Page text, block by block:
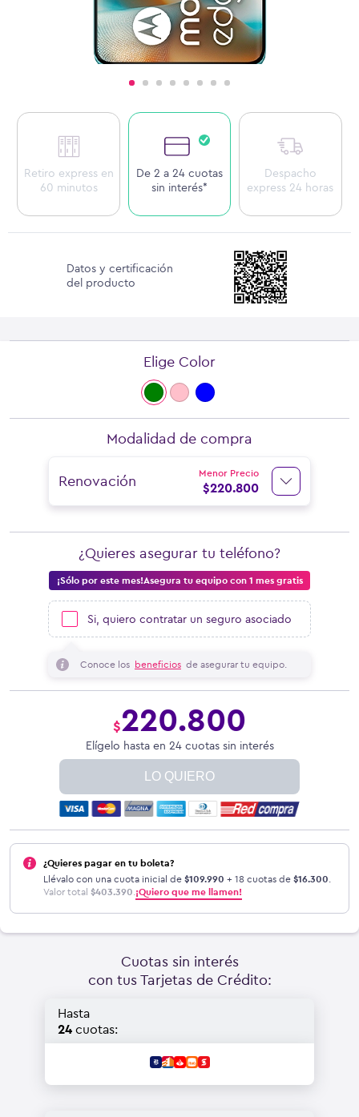
Retiro express en
60 minutos
De 2 a 24 cuotas
sin interés*
Despacho
express 24 horas
Datos y certificación
del producto
Elige Color
Modalidad de compra
Renovación Menor Precio
$220.800
¡Sólo por este mes!Asegura tu equipo con 1 mes gratis
¿Quieres asegurar tu teléfono?
Si, quiero contratar un seguro asociado
Conoce los beneficios de asegurar tu equipo.
$220.800
Elígelo hasta en 24 cuotas sin interés
LO QUIERO
¿Quieres pagar en tu boleta?
Llévalo con una cuota inicial de $109.990 + 18 cuotas de $16.300.
Valor total $403.390.¡Quiero que me llamen!
Cuotas sin interés
con tus Tarjetas de Crédito:
Hasta
24 cuotas: